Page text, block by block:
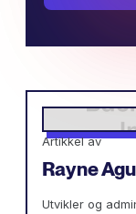
Artikkel av
Rayne
Utvikler og